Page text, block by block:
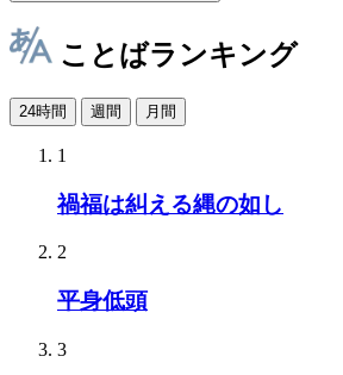
ことばランキング
24時間 週間 月間
1
禍福は糾える縄の如し
2
平身低頭
3